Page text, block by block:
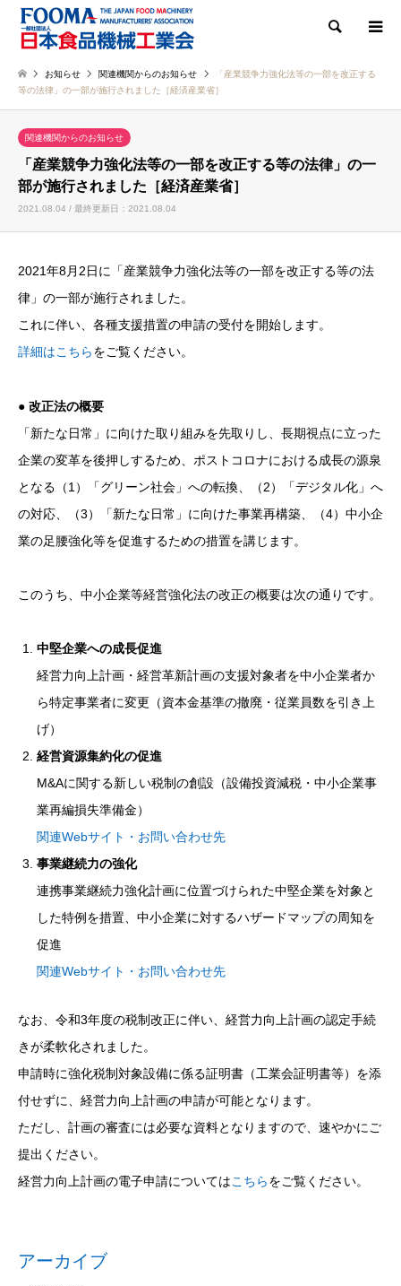
検索
お知らせ 関連機関からのお知らせ
「産業競争力強化法等の一部を改正する
等の法律」の一部が施行されました［経済産業省］
関連機関からのお知らせ
「産業競争力強化法等の一部を改正する等の法律」の一
部が施行されました［経済産業省］
2021.08.04 / 最終更新日：2021.08.04
2021年8月2日に「産業競争力強化法等の一部を改正する等の法
律」の一部が施行されました。
これに伴い、各種支援措置の申請の受付を開始します。
詳細はこちらをご覧ください。
● 改正法の概要
「新たな日常」に向けた取り組みを先取りし、長期視点に立った
企業の変革を後押しするため、ポストコロナにおける成長の源泉
となる（1）「グリーン社会」への転換、（2）「デジタル化」へ
の対応、（3）「新たな日常」に向けた事業再構築、（4）中小企
業の足腰強化等を促進するための措置を講じます。
このうち、中小企業等経営強化法の改正の概要は次の通りです。
中堅企業への成長促進
経営力向上計画・経営革新計画の支援対象者を中小企業者か
ら特定事業者に変更（資本金基準の撤廃・従業員数を引き上
げ）
経営資源集約化の促進
M&Aに関する新しい税制の創設（設備投資減税・中小企業事
業再編損失準備金）
関連Webサイト・お問い合わせ先
事業継続力の強化
連携事業継続力強化計画に位置づけられた中堅企業を対象と
した特例を措置、中小企業に対するハザードマップの周知を
促進
関連Webサイト・お問い合わせ先
なお、令和3年度の税制改正に伴い、経営力向上計画の認定手続
きが柔軟化されました。
申請時に強化税制対象設備に係る証明書（工業会証明書等）を添
付せずに、経営力向上計画の申請が可能となります。
ただし、計画の審査には必要な資料となりますので、速やかにご
提出ください。
経営力向上計画の電子申請についてはこちらをご覧ください。
アーカイブ